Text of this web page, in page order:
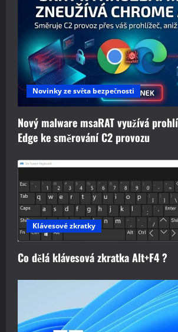
Novinky ze světa bezpečnosti
Nový malware msaRAT využívá
Edge ke směrování C2 provozu
Klávesové zkratky
Co dělá klávesová zkratka Alt+F4 ?